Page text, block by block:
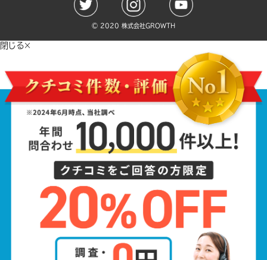
©️ 2020 株式会社GROWTH
閉じる×